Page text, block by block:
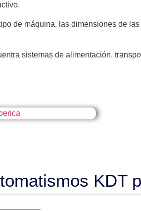
de máquina, las dimensiones de
sistemas de alimentación,
KDT